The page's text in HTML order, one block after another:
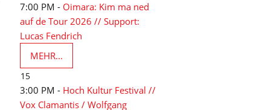
7:00 PM - Oimara: Kim ma ned
auf de Tour 2026 // Support:
Lucas Fendrich
MEHR...
15
3:00 PM - Hoch Kultur Festival //
Vox Clamantis / Wolfgang